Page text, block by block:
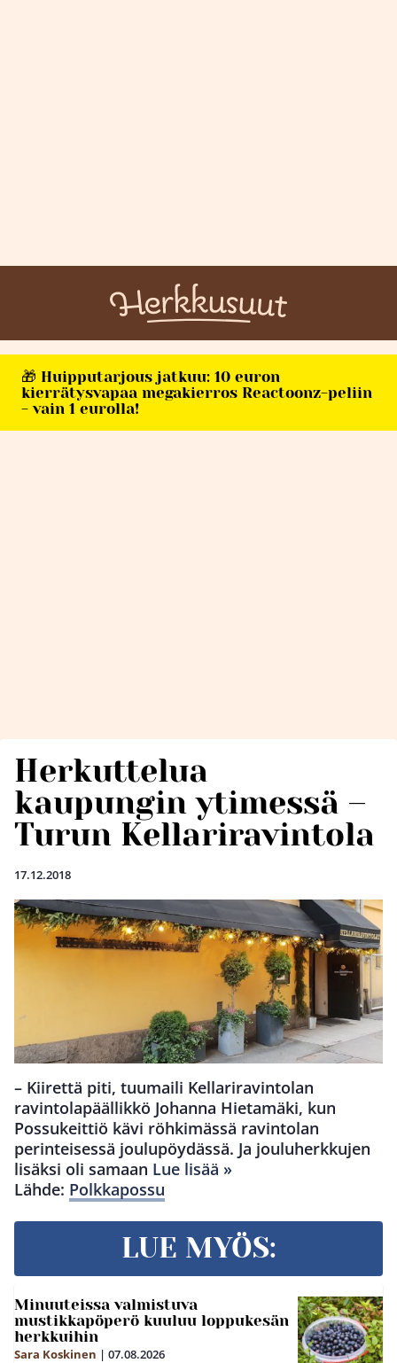
🎁 Huipputarjous jatkuu: 10 euron
kierrätysvapaa megakierros Reactoonz-peliin
- vain 1 eurolla!
Herkuttelua
kaupungin ytimessä –
Turun Kellariravintola
17.12.2018
– Kiirettä piti, tuumaili Kellariravintolan
ravintolapäällikkö Johanna Hietamäki, kun
Possukeittiö kävi röhkimässä ravintolan
perinteisessä joulupöydässä. Ja jouluherkkujen
lisäksi oli samaan Lue lisää »
Lähde: Polkkapossu
LUE MYÖS:
Minuuteissa valmistuva
mustikkapöperö kuuluu loppukesän
herkkuihin
Sara Koskinen | 07.08.2026